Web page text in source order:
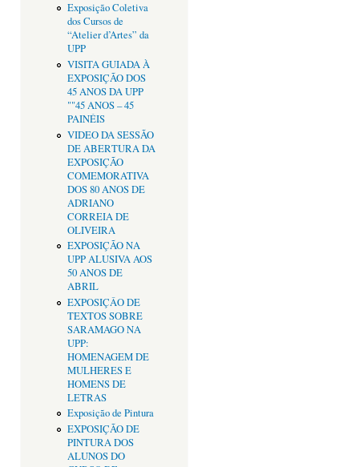
Exposição Coletiva
dos Cursos de
“Atelier d’Artes” da
UPP
VISITA GUIADA À
EXPOSIÇÃO DOS
45 ANOS DA UPP
""45 ANOS – 45
PAINÉIS
VIDEO DA SESSÃO
DE ABERTURA DA
EXPOSIÇÃO
COMEMORATIVA
DOS 80 ANOS DE
ADRIANO
CORREIA DE
OLIVEIRA
EXPOSIÇÃO NA
UPP ALUSIVA AOS
50 ANOS DE
ABRIL
EXPOSIÇÂO DE
TEXTOS SOBRE
SARAMAGO NA
UPP:
HOMENAGEM DE
MULHERES E
HOMENS DE
LETRAS
Exposição de Pintura
EXPOSIÇÃO DE
PINTURA DOS
ALUNOS DO